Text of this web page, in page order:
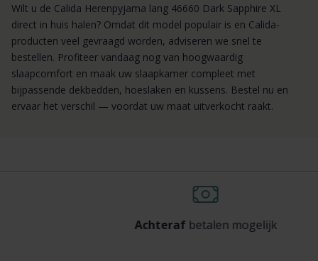
Wilt u de Calida Herenpyjama lang 46660 Dark Sapphire XL
direct in huis halen? Omdat dit model populair is en Calida-
producten veel gevraagd worden, adviseren we snel te
bestellen. Profiteer vandaag nog van hoogwaardig
slaapcomfort en maak uw slaapkamer compleet met
bijpassende dekbedden, hoeslaken en kussens. Bestel nu en
ervaar het verschil — voordat uw maat uitverkocht raakt.
Achterafbetalen mogelijk